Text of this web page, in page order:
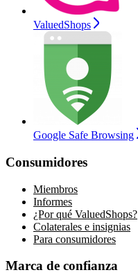
ValuedShops
Google Safe Browsing
Consumidores
Miembros
Informes
¿Por qué ValuedShops?
Colaterales e insignias
Para consumidores
Marca de confianza